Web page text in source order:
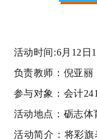
活动时间 :6月 12 日
负责教师：倪亚丽
参与对象：会计241
活动地点：砺志体
活动简介：将彩